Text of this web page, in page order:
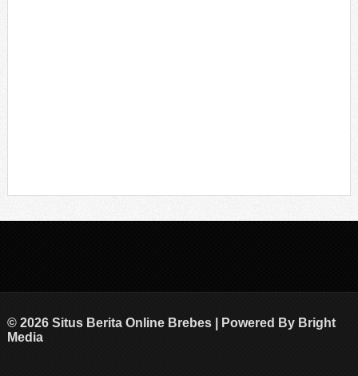
© 2026 Situs Berita Online Brebes | Powered By Bright
Media